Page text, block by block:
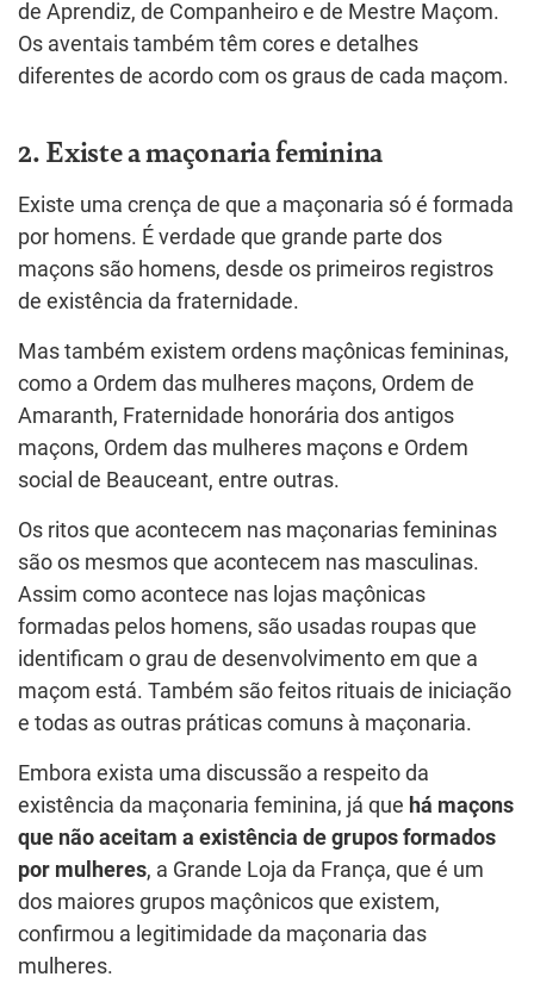
de Aprendiz, de Companheiro e de Mestre Maçom.
Os aventais também têm cores e detalhes
diferentes de acordo com os graus de cada maçom.
2. Existe a maçonaria feminina
Existe uma crença de que a maçonaria só é formada
por homens. É verdade que grande parte dos
maçons são homens, desde os primeiros registros
de existência da fraternidade.
Mas também existem ordens maçônicas femininas,
como a Ordem das mulheres maçons, Ordem de
Amaranth, Fraternidade honorária dos antigos
maçons, Ordem das mulheres maçons e Ordem
social de Beauceant, entre outras.
Os ritos que acontecem nas maçonarias femininas
são os mesmos que acontecem nas masculinas.
Assim como acontece nas lojas maçônicas
formadas pelos homens, são usadas roupas que
identificam o grau de desenvolvimento em que a
maçom está. Também são feitos rituais de iniciação
e todas as outras práticas comuns à maçonaria.
Embora exista uma discussão a respeito da
existência da maçonaria feminina, já que há maçons
que não aceitam a existência de grupos formados
por mulheres, a Grande Loja da França, que é um
dos maiores grupos maçônicos que existem,
confirmou a legitimidade da maçonaria das
mulheres.